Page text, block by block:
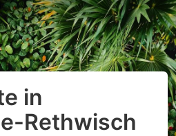
in
Rethwisch